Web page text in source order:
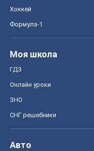
Хоккей
Формула-1
Моя школа
ГДЗ
Онлайн уроки
ЗНО
СНГ решебники
Авто